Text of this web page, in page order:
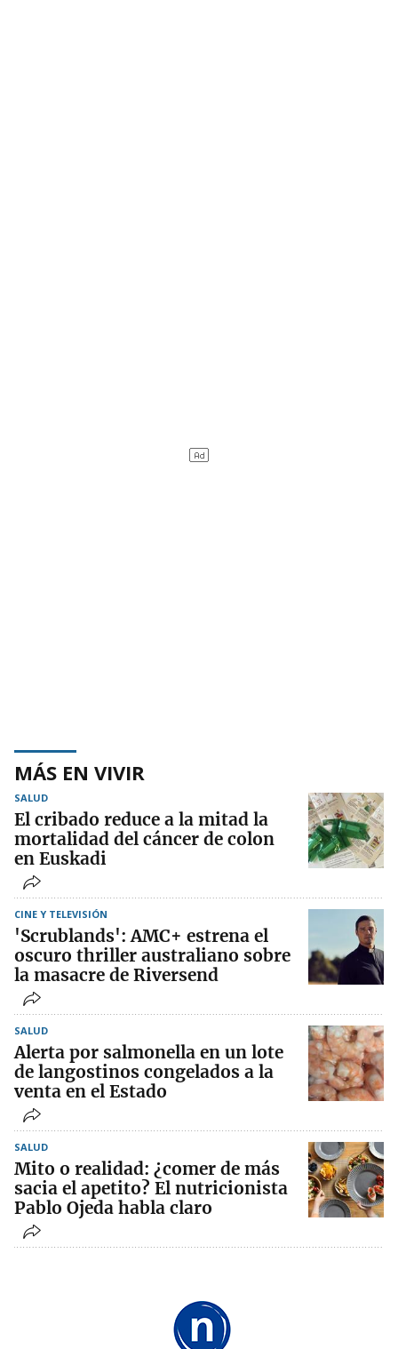
MÁS EN VIVIR
SALUD
El cribado reduce a la mitad la
mortalidad del cáncer de colon
en Euskadi
CINE Y TELEVISIÓN
'Scrublands': AMC+ estrena el
oscuro thriller australiano sobre
la masacre de Riversend
SALUD
Alerta por salmonella en un lote
de langostinos congelados a la
venta en el Estado
SALUD
Mito o realidad: ¿comer de más
sacia el apetito? El nutricionista
Pablo Ojeda habla claro